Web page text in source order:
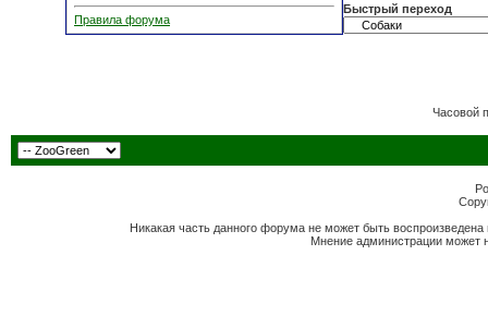
Правила форума
Быстрый переход
Часовой
Никакая часть данного форума не может быть
Мнение администрации может